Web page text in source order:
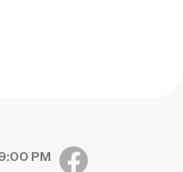
PM